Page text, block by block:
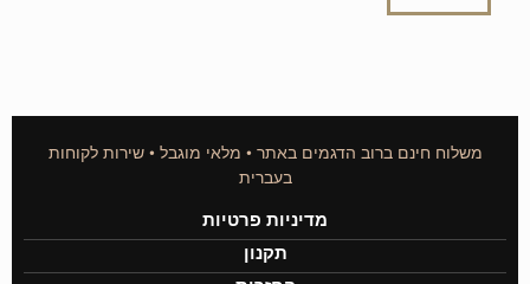
משלוח חינם ברוב הדגמים באתר • מלאי מוגבל • שירות לקוחות
בעברית
מדיניות פרטיות
תקנון